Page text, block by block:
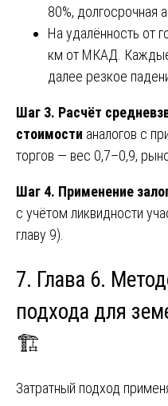
80%, долгосрочная
На удалённость от
км от МКАД.
далее резкое
Шаг 3. Расчёт
стоимости аналогов с
торгов — вес 0,7–0,9,
Шаг 4. Применение
с учётом ликвидности
главу 9).
7. Глава 6.
подхода для
🏗️
Затратный подход